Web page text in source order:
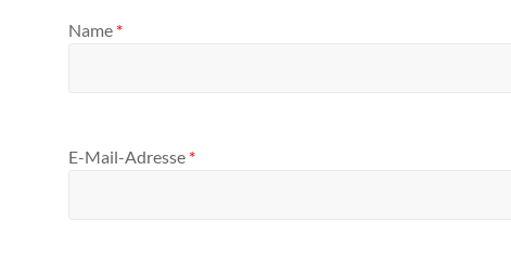
Name *
E-Mail-Adresse *